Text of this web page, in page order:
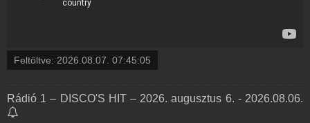
Feltöltve: 2026.08.07. 07:45:05
Rádió 1 – DISCO'S HIT – 2026. augusztus 6. - 2026.08.06.